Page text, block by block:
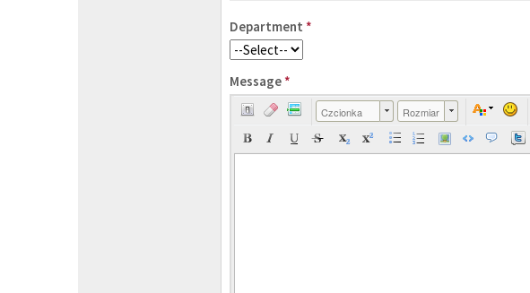
Department *
Message *
Czcionka Rozmiar